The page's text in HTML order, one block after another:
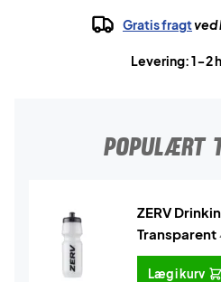
Gratis fragtved
Levering: 1-2
POPULÆRT
ZERV
Transparent
Læg i kurv